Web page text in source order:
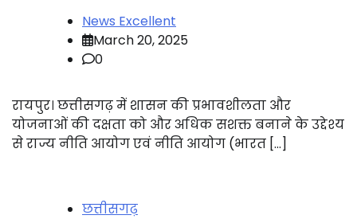
News Excellent
March 20, 2025
0
रायपुर। छत्तीसगढ़ में शासन की प्रभावशीलता और
योजनाओं की दक्षता को और अधिक सशक्त बनाने के उद्देश्य
से राज्य नीति आयोग एवं नीति आयोग (भारत […]
छत्तीसगढ़